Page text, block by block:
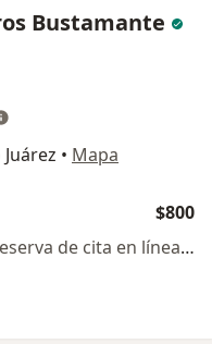
Bustamante
• Mapa
$800
Este especialista no ofrece reserva de cita en línea en esta dirección.